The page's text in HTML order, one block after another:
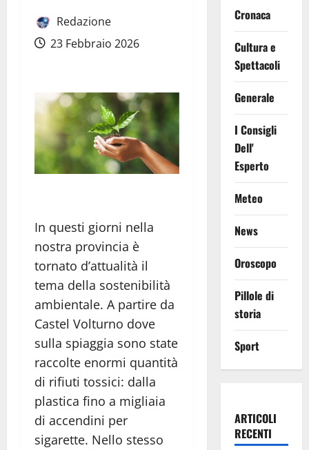
Redazione
23 Febbraio 2026
In questi giorni nella
nostra provincia è
tornato d’attualità il
tema della sostenibilità
ambientale. A partire da
Castel Volturno dove
sulla spiaggia sono state
raccolte enormi quantità
di rifiuti tossici: dalla
plastica fino a migliaia
di accendini per
sigarette. Nello stesso
Cronaca
Cultura e
Spettacoli
Generale
I Consigli
Dell'
Esperto
Meteo
News
Oroscopo
Pillole di
storia
Sport
ARTICOLI
RECENTI